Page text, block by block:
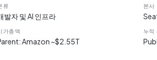
류
발자 및 AI 인프라
본사
가총액
Amazon ~$2.55T
누적